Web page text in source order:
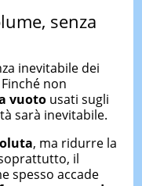
senza
inevitabile dei
Finché non
vuotousati sugli
sarà inevitabile.
, ma ridurre la
il
spesso accade